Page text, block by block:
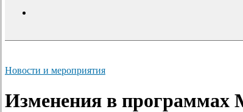
Новости и мероприятия
Изменения в